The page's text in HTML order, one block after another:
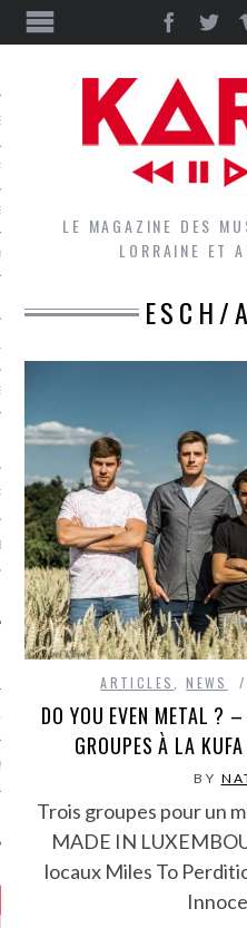
GROUPES DU LOCAL
LE LOCAL DU MAGAZINE
LE MAGAZINE DES
LORRAINE ET
ESCH/
ARTICLES ,NEWS
DO YOU EVEN METAL ?
GROUPES À LA
BY
Trois groupes pour un
MADE IN
locaux Miles To